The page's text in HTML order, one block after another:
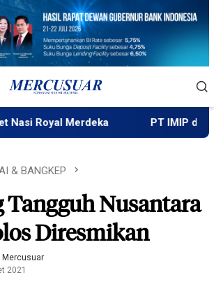
Merdeka PT IMIP dan Dinas
& BANGKEP
Nusantara
Diresmikan
Mercusuar
2021